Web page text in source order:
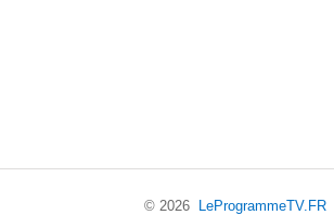
© 2026 LeProgrammeTV.FR